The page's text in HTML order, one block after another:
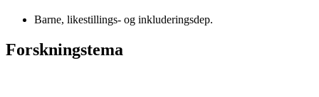
Barne, likestillings- og inkluderingsdep.
Forskningstema